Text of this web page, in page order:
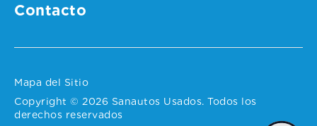
Contacto
Mapa del Sitio
Copyright © 2026 Sanautos Usados. Todos los
derechos reservados